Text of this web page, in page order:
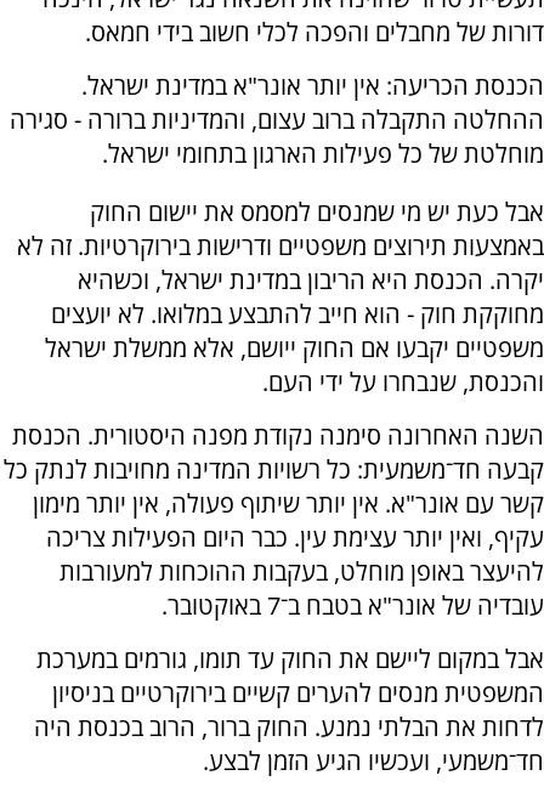
דורות של מחבלים והפכה לכלי חשוב בידי חמאס.
הכנסת הכריעה: אין יותר אונר"א במדינת ישראל.
ההחלטה התקבלה ברוב עצום, והמדיניות ברורה - סגירה
מוחלטת של כל פעילות הארגון בתחומי ישראל.
אבל כעת יש מי שמנסים למסמס את יישום החוק
באמצעות תירוצים משפטיים ודרישות בירוקרטיות. זה לא
יקרה. הכנסת היא הריבון במדינת ישראל, וכשהיא
מחוקקת חוק - הוא חייב להתבצע במלואו. לא יועצים
משפטיים יקבעו אם החוק ייושם, אלא ממשלת ישראל
והכנסת, שנבחרו על ידי העם.
השנה האחרונה סימנה נקודת מפנה היסטורית. הכנסת
קבעה חד־משמעית: כל רשויות המדינה מחויבות לנתק כל
קשר עם אונר"א. אין יותר שיתוף פעולה, אין יותר מימון
עקיף, ואין יותר עצימת עין. כבר היום הפעילות צריכה
להיעצר באופן מוחלט, בעקבות ההוכחות למעורבות
עובדיה של אונר"א בטבח ב־7 באוקטובר.
אבל במקום ליישם את החוק עד תומו, גורמים במערכת
המשפטית מנסים להערים קשיים בירוקרטיים בניסיון
לדחות את הבלתי נמנע. החוק ברור, הרוב בכנסת היה
חד־משמעי, ועכשיו הגיע הזמן לבצע.